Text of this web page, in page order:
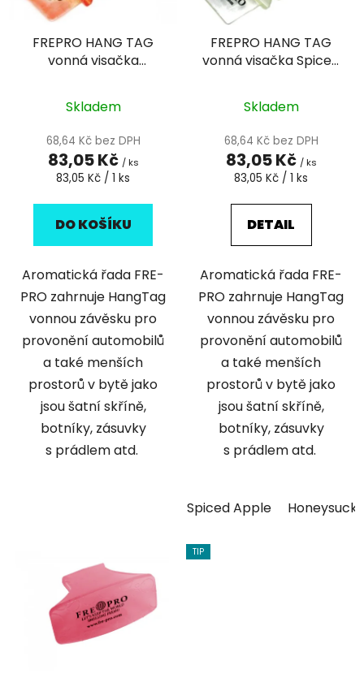
FREPRO HANG TAG
vonná visačka
Skladem
68,64 Kč bez DPH
83,05 Kč / ks
Měrná
83,05 Kč / 1 ks
DO KOŠÍKU
Aromatická řada FRE-
PRO zahrnuje HangTag
vonnou závěsku pro
provonění automobilů
a také menších
prostorů v bytě jako
jsou šatní skříně,
botníky, zásuvky
s prádlem atd.
FREPRO HANG TAG
vonná visačka Spiced
Skladem
68,64 Kč bez DPH
83,05 Kč / ks
Měrná
83,05 Kč / 1 ks
DETAIL
Aromatická řada FRE-
PRO zahrnuje HangTag
vonnou závěsku pro
provonění automobilů
a také menších
prostorů v bytě jako
jsou šatní skříně,
botníky, zásuvky
s prádlem atd.
Spiced Apple
TIP